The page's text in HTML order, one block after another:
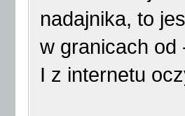
nadajnika, to
w granicach od
I z internetu